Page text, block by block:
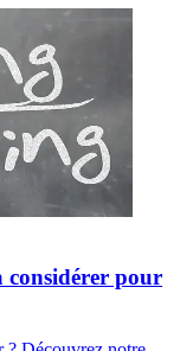
considérer pour